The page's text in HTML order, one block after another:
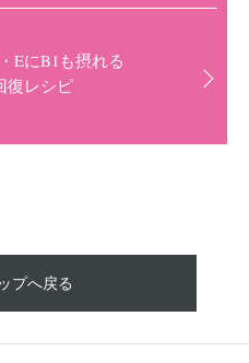
EにB1も摂れる
復レシピ
プへ戻る